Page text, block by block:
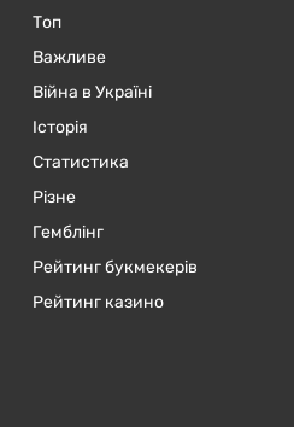
Топ
Важливе
Війна в Україні
Історія
Статистика
Різне
Гемблінг
Рейтинг букмекерів
Рейтинг казино